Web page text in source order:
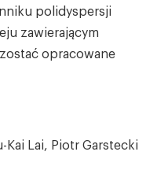
polidyspersji
zawierającym
opracowane
Kai Lai, Piotr Garstecki